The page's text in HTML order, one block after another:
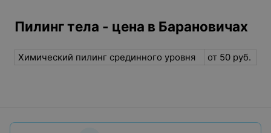
Пилинг тела - цена в Барановичах
Химический пилинг срединного уровня от 50 руб.